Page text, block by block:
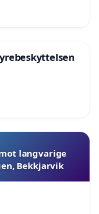
langvarige
Bekkjarvik